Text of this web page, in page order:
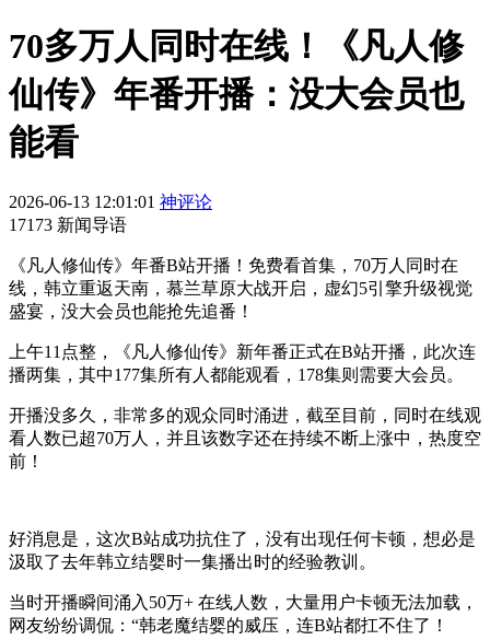
70多万人同时在线！《凡人修
仙传》年番开播：没大会员也
能看
2026-06-13 12:01:01 神评论
17173 新闻导语
《凡人修仙传》年番B站开播！免费看首集，70万人同时在
线，韩立重返天南，慕兰草原大战开启，虚幻5引擎升级视觉
盛宴，没大会员也能抢先追番！
上午11点整，《凡人修仙传》新年番正式在B站开播，此次连
播两集，其中177集所有人都能观看，178集则需要大会员。
开播没多久，非常多的观众同时涌进，截至目前，同时在线观
看人数已超70万人，并且该数字还在持续不断上涨中，热度空
前！
好消息是，这次B站成功抗住了，没有出现任何卡顿，想必是
汲取了去年韩立结婴时一集播出时的经验教训。
当时开播瞬间涌入50万+ 在线人数，大量用户卡顿无法加载，
网友纷纷调侃：“韩老魔结婴的威压，连B站都扛不住了！